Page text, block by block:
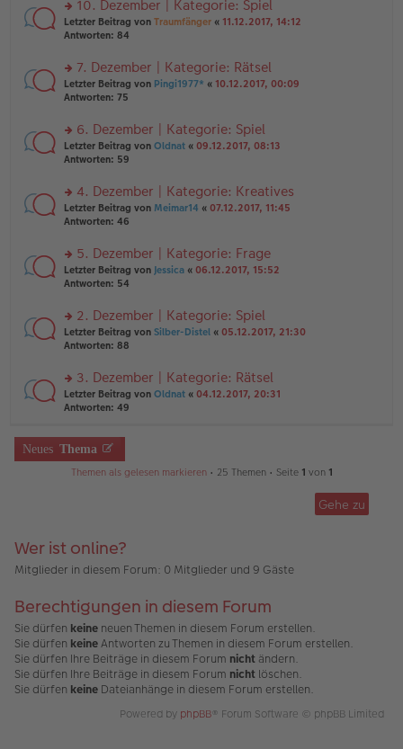
tr
a
g
e
n
er
tr
a
g
n
g
el
e
n
er
tr
a
g
rs
te
n
g
el
e
n
er
tr
a
g
10. Dezember | Kategorie: Spiel
Letzter Beitrag von Traumfänger « 11.12.2017, 14:12
Antworten: 84
rs
te
n
g
el
e
n
er
tr
a
g
7. Dezember | Kategorie: Rätsel
Letzter Beitrag von Pingi1977* « 10.12.2017, 00:09
Antworten: 75
rs
te
n
g
el
e
n
er
tr
a
g
6. Dezember | Kategorie: Spiel
Letzter Beitrag von Oldnat « 09.12.2017, 08:13
Antworten: 59
rs
te
n
g
el
e
n
er
tr
a
g
4. Dezember | Kategorie: Kreatives
Letzter Beitrag von Meimar14 « 07.12.2017, 11:45
Antworten: 46
rs
te
n
g
el
e
n
er
tr
a
5. Dezember | Kategorie: Frage
Letzter Beitrag von Jessica « 06.12.2017, 15:52
Antworten: 54
rs
te
n
g
el
e
n
er
2. Dezember | Kategorie: Spiel
Letzter Beitrag von Silber-Distel « 05.12.2017, 21:30
Antworten: 88
rs
te
n
g
ei
tr
3. Dezember | Kategorie: Rätsel
Letzter Beitrag von Oldnat « 04.12.2017, 20:31
Antworten: 49
Neues Thema
Themen als gelesen markieren• 25 Themen • Seite 1 von 1
Gehe zu
Wer ist online?
Mitglieder in diesem Forum: 0 Mitglieder und 9 Gäste
Berechtigungen in diesem Forum
Sie dürfen keine neuen Themen in diesem Forum erstellen.
Sie dürfen keineAntworten zu Themen in diesem Forum erstellen.
Sie dürfen Ihre Beiträge in diesem Forum nicht ändern.
Sie dürfen Ihre Beiträge in diesem Forum nicht löschen.
Sie dürfen keine Dateianhänge in diesem Forum erstellen.
Powered by phpBB® Forum Software © phpBB Limited